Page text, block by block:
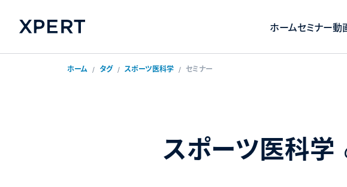
ホームセミナー動
ホーム タグ スポーツ医科学 セミナー
スポーツ医科学